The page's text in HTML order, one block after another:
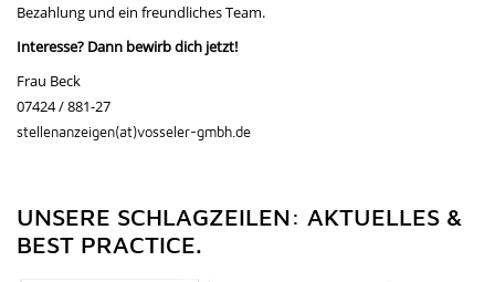
Bezahlung und ein freundliches Team.
Interesse? Dann bewirb dich jetzt!
Frau Beck
07424 / 881-27
stellenanzeigen(at)vosseler-gmbh.de
UNSERE SCHLAGZEILEN: AKTUELLES &
BEST PRACTICE.